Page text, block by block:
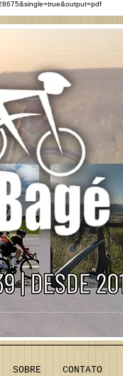
SOBRE CONTATO